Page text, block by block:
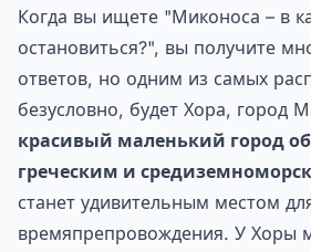
Когда вы ищете "Миконоса – в
остановиться?", вы получите
ответов, но одним из самых
безусловно, будет Хора, город
красивый маленький город
греческим и
станет удивительным местом
времяпрепровождения. У Хоры